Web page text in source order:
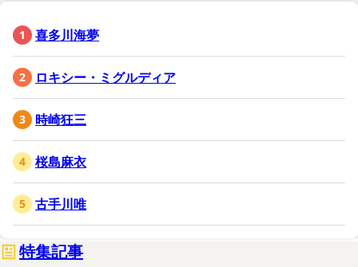
喜多川海夢
ロキシー・ミグルディア
時崎狂三
桜島麻衣
古手川唯
特集記事